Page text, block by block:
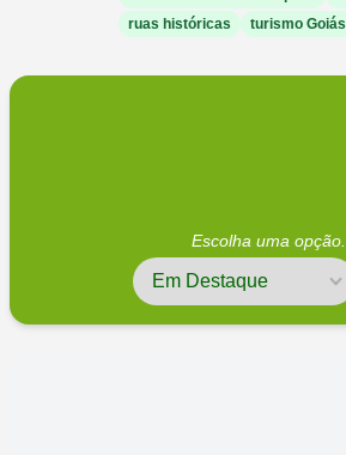
ruas históricas
turismo Goiás
Escolha uma opção.